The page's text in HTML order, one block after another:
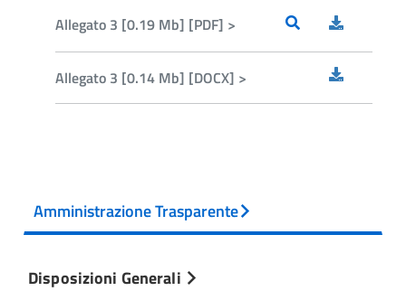
Allegato 3 [0.19 Mb] [PDF] >
Allegato 3 [0.14 Mb] [DOCX] >
Amministrazione Trasparente
Disposizioni Generali